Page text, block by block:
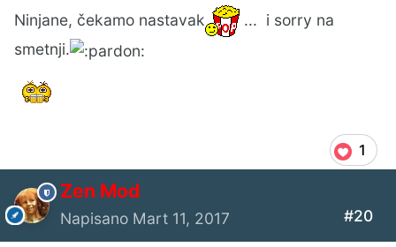
Ninjane, čekamo nastavak
... i sorry na
smetnji.
1
Zen Mod
Napisano Mart 11, 2017 #20